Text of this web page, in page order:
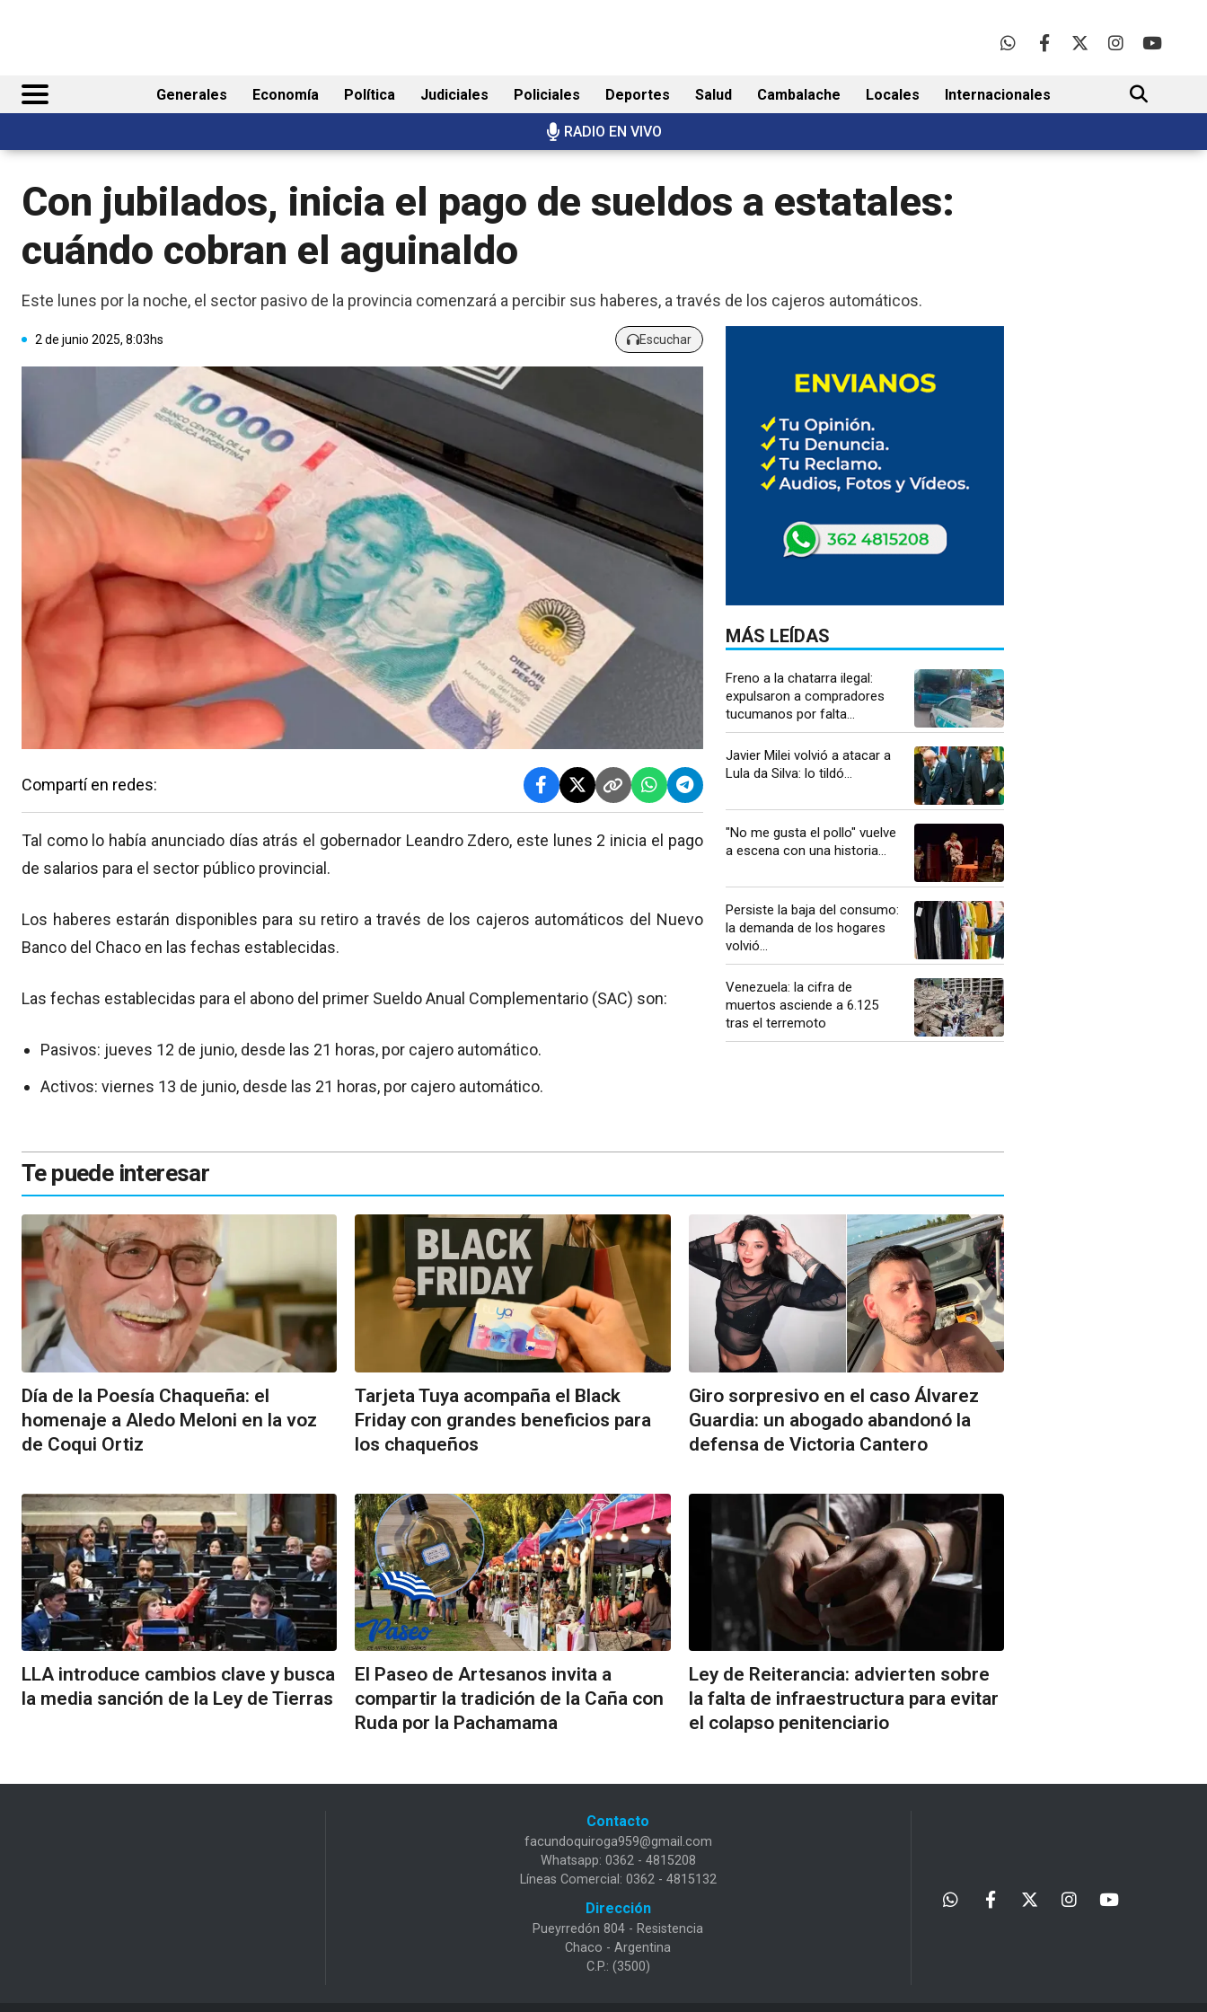
Generales Economía Política Judiciales Policiales Deportes Salud Cambalache Locales Internacionales
RADIO EN VIVO
BUSCAR
Con jubilados, inicia el pago de sueldos a estatales:
cuándo cobran el aguinaldo
Este lunes por la noche, el sector pasivo de la provincia comenzará a percibir sus haberes, a través de los cajeros automáticos.
2 de junio 2025, 8:03hs Escuchar
Compartí en redes:
Tal como lo había anunciado días atrás el gobernador Leandro Zdero, este lunes 2 inicia el pago
de salarios para el sector público provincial.
Los haberes estarán disponibles para su retiro a través de los cajeros automáticos del Nuevo
Banco del Chaco en las fechas establecidas.
Las fechas establecidas para el abono del primer Sueldo Anual Complementario (SAC) son:
Pasivos: jueves 12 de junio, desde las 21 horas, por cajero automático.
Activos: viernes 13 de junio, desde las 21 horas, por cajero automático.
MÁS LEÍDAS
Freno a la chatarra ilegal:
expulsaron a compradores
tucumanos por falta...
Javier Milei volvió a atacar a
Lula da Silva: lo tildó...
"No me gusta el pollo" vuelve
a escena con una historia...
Persiste la baja del consumo:
la demanda de los hogares
volvió...
Venezuela: la cifra de
muertos asciende a 6.125
tras el terremoto
Te puede interesar
Día de la Poesía Chaqueña: el
homenaje a Aledo Meloni en la voz
de Coqui Ortiz
Tarjeta Tuya acompaña el Black
Friday con grandes beneficios para
los chaqueños
Giro sorpresivo en el caso Álvarez
Guardia: un abogado abandonó la
defensa de Victoria Cantero
LLA introduce cambios clave y busca
la media sanción de la Ley de Tierras
El Paseo de Artesanos invita a
compartir la tradición de la Caña con
Ruda por la Pachamama
Ley de Reiterancia: advierten sobre
la falta de infraestructura para evitar
el colapso penitenciario
Contacto
facundoquiroga959@gmail.com
Whatsapp: 0362 - 4815208
Líneas Comercial: 0362 - 4815132
Dirección
Pueyrredón 804 - Resistencia
Chaco - Argentina
C.P.: (3500)